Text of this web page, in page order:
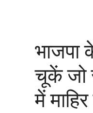
भाजपा
चूकें जो
में